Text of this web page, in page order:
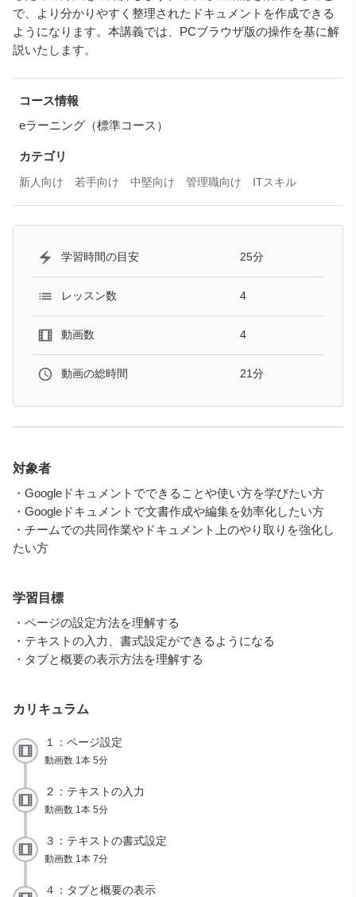
で、より分かりやすく整理されたドキュメントを作成できる
ようになります。本講義では、PCブラウザ版の操作を基に解
説いたします。
コース情報
eラーニング（標準コース）
カテゴリ
新人向け 若手向け 中堅向け 管理職向け ITスキル
学習時間の目安 25分
レッスン数 4
動画数 4
動画の総時間 21分
対象者
・Googleドキュメントでできることや使い方を学びたい方
・Googleドキュメントで文書作成や編集を効率化したい方
・チームでの共同作業やドキュメント上のやり取りを強化し
たい方
学習目標
・ページの設定方法を理解する
・テキストの入力、書式設定ができるようになる
・タブと概要の表示方法を理解する
カリキュラム
１：ページ設定
動画数 1本 5分
２：テキストの入力
動画数 1本 5分
３：テキストの書式設定
動画数 1本 7分
４：タブと概要の表示